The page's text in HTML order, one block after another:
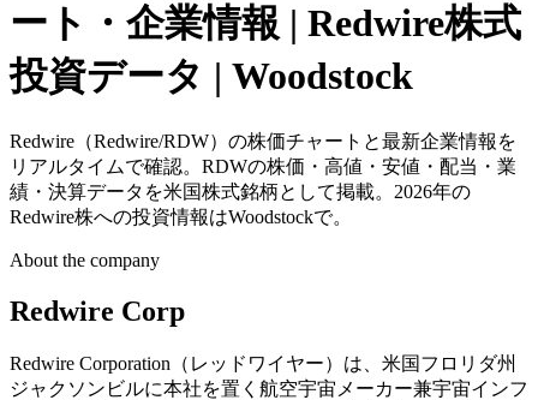
ート・企業情報 | Redwire株式
投資データ | Woodstock
Redwire（Redwire/RDW）の株価チャートと最新企業情報を
リアルタイムで確認。RDWの株価・高値・安値・配当・業
績・決算データを米国株式銘柄として掲載。2026年の
Redwire株への投資情報はWoodstockで。
About the company
Redwire Corp
Redwire Corporation（レッドワイヤー）は、米国フロリダ州
ジャクソンビルに本社を置く航空宇宙メーカー兼宇宙インフ